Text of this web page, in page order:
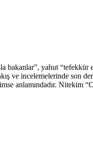
yahut “tefekkür
ve incelemelerinde son
anlamındadır. Nitekim